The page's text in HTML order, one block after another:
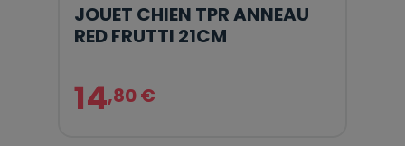
JOUET CHIEN TPR ANNEAU
RED FRUTTI 21CM
14,80 €